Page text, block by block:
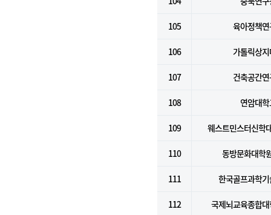
105 육아정책
106 가톨릭상
107 건축공간
108 연암대
109 웨스트민스터신학
110 동방문화대학
111 한국골프과학
112 국제뇌교육종합